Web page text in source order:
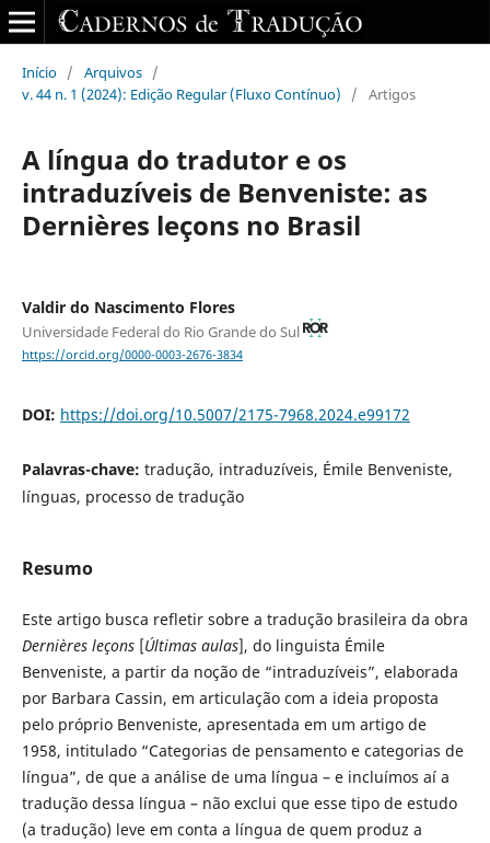
Início / Arquivos /
v. 44 n. 1 (2024): Edição Regular (Fluxo Contínuo)
/ Artigos
A língua do tradutor e os
intraduzíveis de Benveniste: as
Dernières leçons no Brasil
Valdir do Nascimento Flores
Universidade Federal do Rio Grande do Sul
https://orcid.org/0000-0003-2676-3834
DOI: https://doi.org/10.5007/2175-7968.2024.e99172
Palavras-chave: tradução, intraduzíveis, Émile Benveniste,
línguas, processo de tradução
Resumo
Este artigo busca refletir sobre a tradução brasileira da obra
Dernières leçons[Últimas aulas], do linguista Émile
Benveniste, a partir da noção de “intraduzíveis”, elaborada
por Barbara Cassin, em articulação com a ideia proposta
pelo próprio Benveniste, apresentada em um artigo de
1958, intitulado “Categorias de pensamento e categorias de
língua”, de que a análise de uma língua – e incluímos aí a
tradução dessa língua – não exclui que esse tipo de estudo
(a tradução) leve em conta a língua de quem produz a